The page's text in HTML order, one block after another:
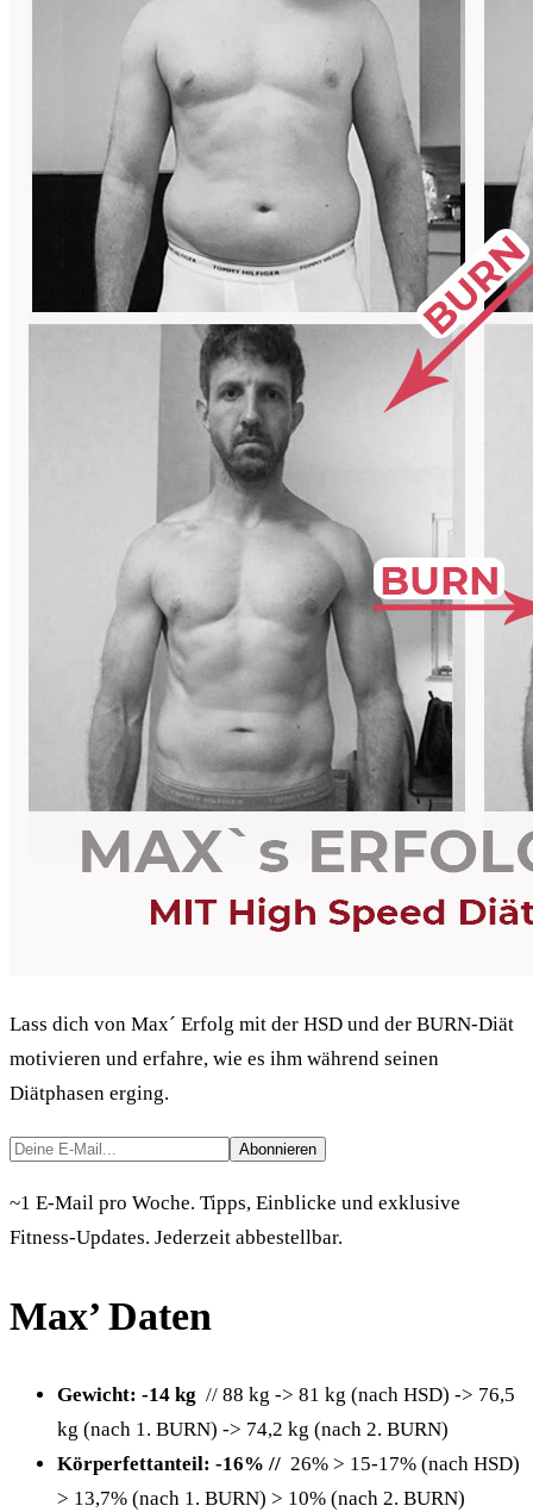
Lass dich von Max´ Erfolg mit der HSD und der BURN-Diät
motivieren und erfahre, wie es ihm während seinen
Diätphasen erging.
Abonnieren
~1 E-Mail pro Woche. Tipps, Einblicke und exklusive
Fitness-Updates. Jederzeit abbestellbar.
Max’ Daten
Gewicht: -14 kg // 88 kg -> 81 kg (nach HSD) -> 76,5
kg (nach 1. BURN) -> 74,2 kg (nach 2. BURN)
Körperfettanteil: -16% // 26% > 15-17% (nach HSD)
> 13,7% (nach 1. BURN) > 10% (nach 2. BURN)